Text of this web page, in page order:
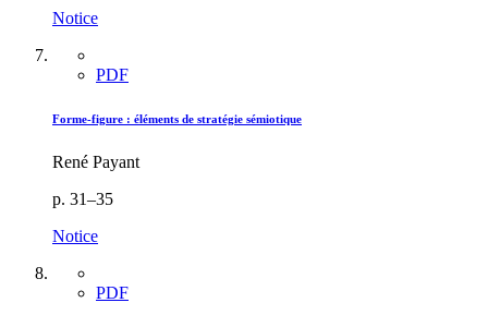
Notice
PDF
Forme-figure : éléments de stratégie sémiotique
René Payant
p. 31–35
Notice
PDF